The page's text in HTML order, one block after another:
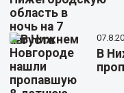
В